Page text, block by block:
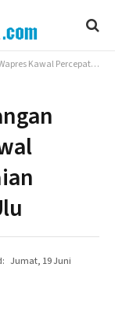
Bendungan Bulango Ulu
Jumat, 19 Juni